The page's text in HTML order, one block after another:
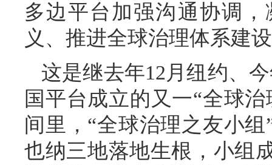
多边平台加强沟通协调
义、推进全球治理体系建
这是继去年12月纽约、
国平台成立的又一“全球
间里，“全球治理之友小
也纳三地落地生根，小组